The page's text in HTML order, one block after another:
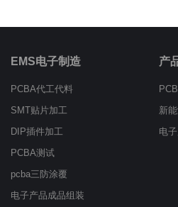
EMS电子制造
PCBA代工代料
SMT贴片加工
DIP插件加工
PCBA测试
pcba三防涂覆
电子产品成品组装
产
新
电